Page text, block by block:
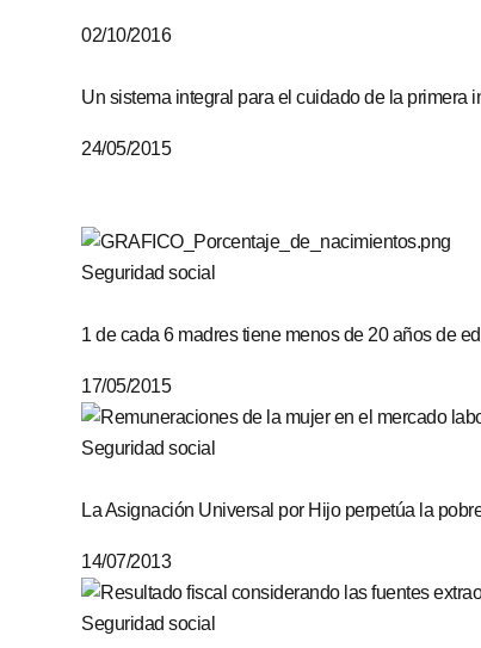
02/10/2016
Un sistema integral para el cuidado de la primera
24/05/2015
Seguridad social
1 de cada 6 madres tiene menos de 20 años de
17/05/2015
Seguridad social
La Asignación Universal por Hijo perpetúa la
14/07/2013
Seguridad social